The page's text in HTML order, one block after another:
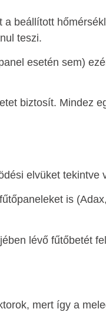
a beállított
teszi.
esetén sem)
biztosít. Mindez
elvüket tekintve
is
lévő fűtőbetét
mert így a